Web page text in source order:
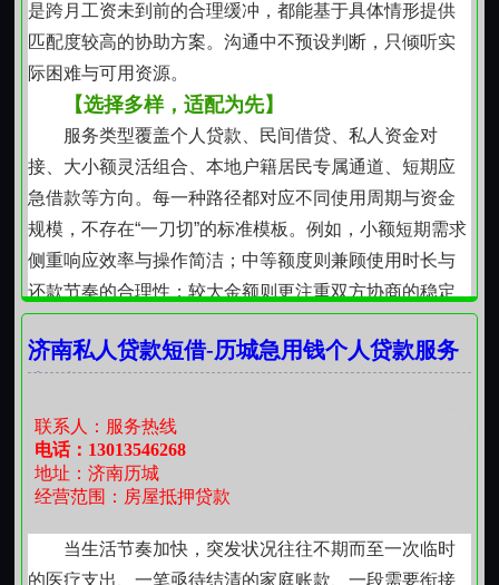
是跨月工资未到前的合理缓冲，都能基于具体情形提供
匹配度较高的协助方案。沟通中不预设判断，只倾听实
际困难与可用资源。
【选择多样，适配为先】
服务类型覆盖个人贷款、民间借贷、私人资金对
接、大小额灵活组合、本地户籍居民专属通道、短期应
急借款等方向。每一种路径都对应不同使用周期与资金
规模，不存在“一刀切”的标准模板。例如，小额短期需求
侧重响应效率与操作简洁；中等额度则兼顾使用时长与
还款节奏的合理性；较大金额则更注重双方协商的稳定
【过程清晰，不藏不绕】
借贷关系建立在双向信任基础上。我们重视出借资
金的安全性，也充分体谅借款人的真实处境。因此，方
案设计始终围绕“能还上”这一核心展开不是追求单次金额
较大，而是确保每期还款与日常收支节奏相协调。若遇
阶段性压力，可提前沟通调整节奏，避免因僵化执行导
致负担加重。这种弹性并非随意，而是基于对生活常态
济南私人贷款短借-历城急用钱个人贷款服务
联系人：服务热线
电话：13013546268
地址：济南历城
经营范围：房屋抵押贷款
当生活节奏加快，突发状况往往不期而至一次临时
的医疗支出、一笔亟待结清的家庭账款、一段需要衔接